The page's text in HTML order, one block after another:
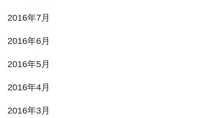
2016年7月
2016年6月
2016年5月
2016年4月
2016年3月